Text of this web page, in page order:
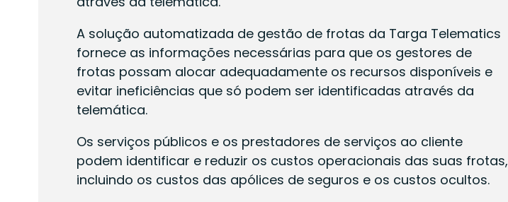
A solução automatizada de gestão de frotas da Targa Telematics
fornece as informações necessárias para que os gestores de
frotas possam alocar adequadamente os recursos disponíveis e
evitar ineficiências que só podem ser identificadas através da
telemática.
Os serviços públicos e os prestadores de serviços ao cliente
podem identificar e reduzir os custos operacionais das suas frotas,
incluindo os custos das apólices de seguros e os custos ocultos.